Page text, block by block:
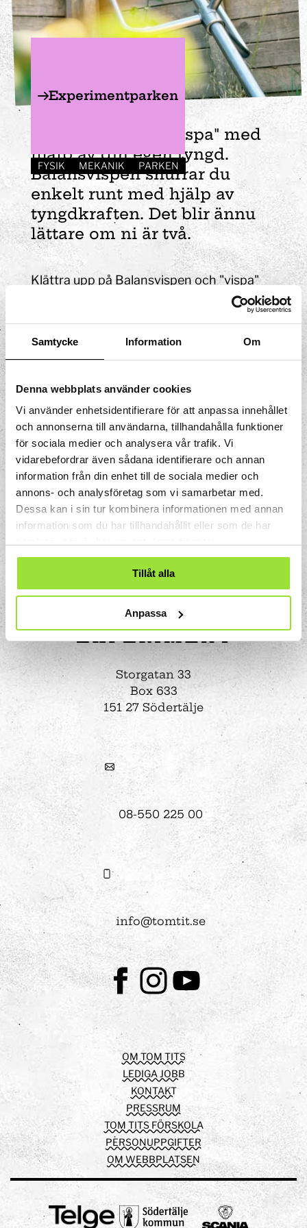
Samtycke Information Om
Denna webbplats använder cookies
Vi använder enhetsidentifierare för att anpassa innehållet
och annonserna till användarna, tillhandahålla funktioner
för sociala medier och analysera vår trafik. Vi
vidarebefordrar även sådana identifierare och annan
information från din enhet till de sociala medier och
annons- och analysföretag som vi samarbetar med.
Dessa kan i sin tur kombinera informationen med annan
information som du har tillhandahållit eller som de har
Tillåt alla
Anpassa
Experimentparken
FYSIK MEKANIK PARKEN
Klättra upp och "vispa" med
hjälp av din egen tyngd.
Balansvispen snurrar du
enkelt runt med hjälp av
tyngdkraften. Det blir ännu
lättare om ni är två.
Klättra upp på Balansvispen och "vispa"
Tyngdkraften kommer omedelbart att få
marken och genom att klamra dig fast och
Om en annan person ställer sig på motsatt
Storgatan 33
Box 633
151 27 Södertälje
08-550 225 00
info@tomtit.se
FacebookInstagramYoutube
OM TOM TITS
LEDIGA JOBB
KONTAKT
PRESSRUM
TOM TITS FÖRSKOLA
PERSONUPPGIFTER
OM WEBBPLATSEN